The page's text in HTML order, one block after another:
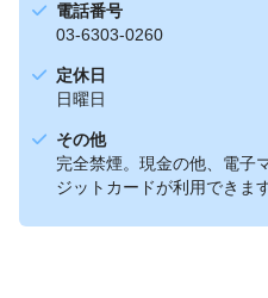
電話番号
03-6303-0260
定休日
日曜日
その他
完全禁煙。現金の他、電子
ジットカードが利用できます